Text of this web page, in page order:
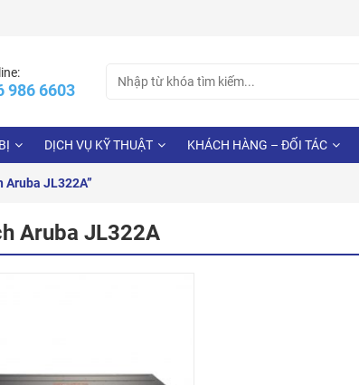
986 6603
for:
DỊCH VỤ KỸ THUẬT KHÁCH HÀNG – ĐỐI TÁC
JL322A”
Aruba JL322A